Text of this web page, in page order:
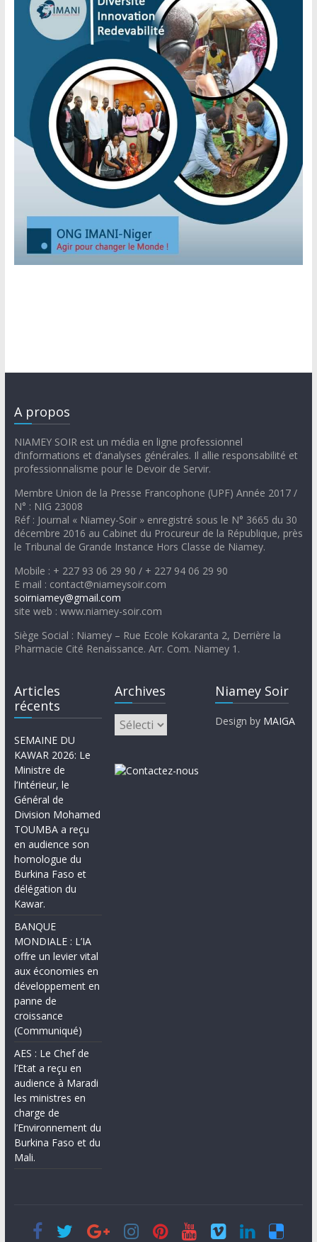
A propos
NIAMEY SOIR est un média en ligne professionnel
d’informations et d’analyses générales. Il allie responsabilité et
professionnalisme pour le Devoir de Servir.
Membre Union de la Presse Francophone (UPF) Année 2017 /
N° : NIG 23008
Réf : Journal « Niamey-Soir » enregistré sous le N° 3665 du 30
décembre 2016 au Cabinet du Procureur de la République, près
le Tribunal de Grande Instance Hors Classe de Niamey.
Mobile : + 227 93 06 29 90 / + 227 94 06 29 90
E mail : contact@niameysoir.com
soirniamey@gmail.com
site web : www.niamey-soir.com
Siège Social : Niamey – Rue Ecole Kokaranta 2, Derrière la
Pharmacie Cité Renaissance. Arr. Com. Niamey 1.
Articles
récents
SEMAINE DU
KAWAR 2026: Le
Ministre de
l’Intérieur, le
Général de
Division Mohamed
TOUMBA a reçu
en audience son
homologue du
Burkina Faso et
délégation du
Kawar.
BANQUE
MONDIALE : L’IA
offre un levier vital
aux économies en
développement en
panne de
croissance
(Communiqué)
AES : Le Chef de
l’Etat a reçu en
audience à Maradi
les ministres en
charge de
l’Environnement du
Burkina Faso et du
Mali.
Archives Niamey Soir
Design by MAIGA